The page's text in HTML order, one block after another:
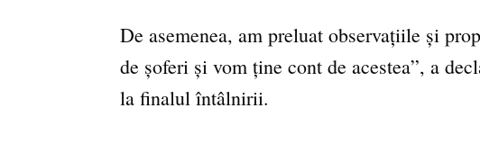
De asemenea, am preluat observațiile și
de șoferi și vom ține cont de acestea”, a
la finalul întâlnirii.